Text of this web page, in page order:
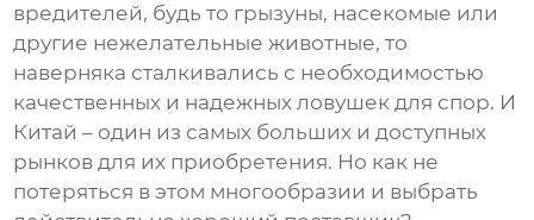
вредителей, будь то грызуны, насекомые или
другие нежелательные животные, то
наверняка сталкивались с необходимостью
качественных и надежныхловушек для спор. И
Китай – один из самых больших и доступных
рынков для их приобретения. Но как не
потеряться в этом многообразии и выбрать